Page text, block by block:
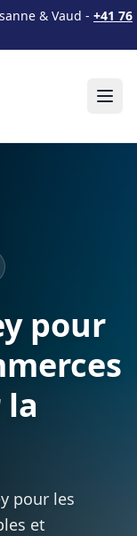
& Vaud - +41 76
pour
pour les
et